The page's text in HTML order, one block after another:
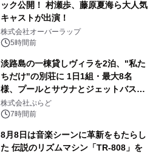
ック公開！ 村瀬歩、藤原夏海ら大人気
キャストが出演！
株式会社オーバーラップ
5時間前
淡路島の一棟貸しヴィラを2泊、"私た
ちだけ"の別荘に 1日1組・最大8名
様、プールとサウナとジェットバス付
きで Villa Mon Temps AWAJIの連泊
素泊りプラン
株式会社ぷらど
7時間前
8月8日は音楽シーンに革新をもたらし
た 伝説のリズムマシン「TR-808」を